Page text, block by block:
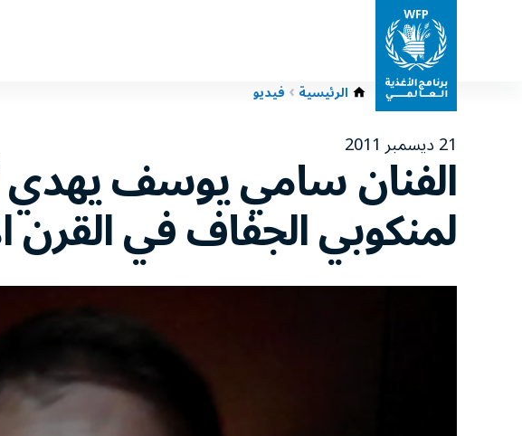
الرئيسية فيديو
21 ديسمبر 2011
الفنان سامي يوسف يهدي
لمنكوبي الجفاف في القرن